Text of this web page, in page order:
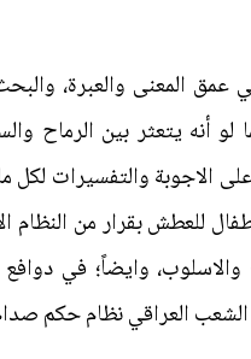
عمق المعنى والعبرة،
أنه يتعثر بين الرماح
الاجوبة والتفسيرات
للعطش بقرار من النظام
وايضاً؛ في